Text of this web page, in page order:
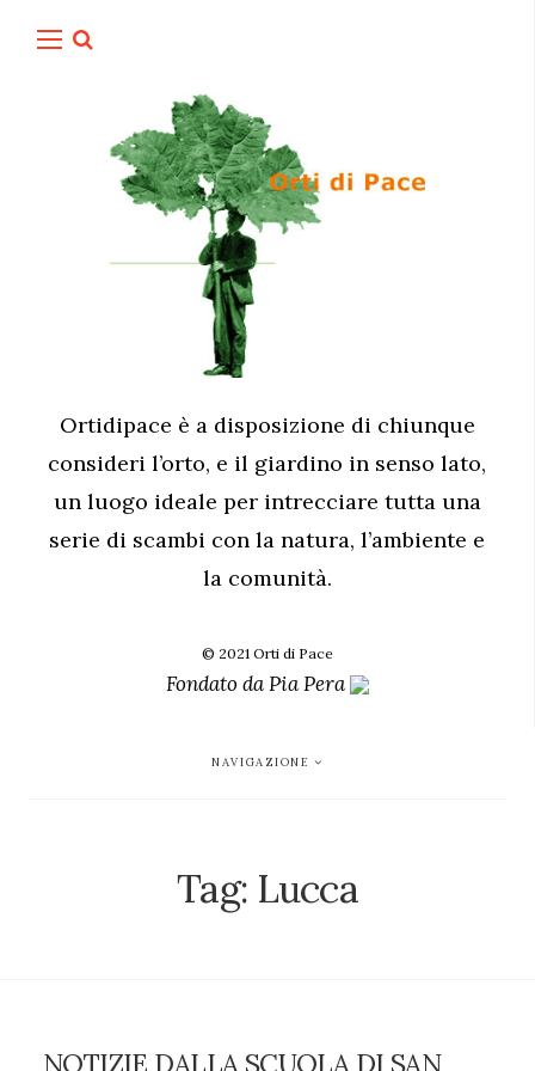
Ortidipace è a disposizione di chiunque
consideri l’orto, e il giardino in senso lato,
un luogo ideale per intrecciare tutta una
serie di scambi con la natura, l’ambiente e
la comunità.
© 2021 Orti di Pace
Fondato daPia Pera
NAVIGAZIONE
Tag: Lucca
NOTIZIE DALLA SCUOLA DI SAN